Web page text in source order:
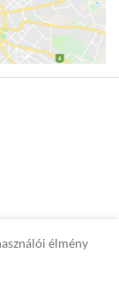
élmény